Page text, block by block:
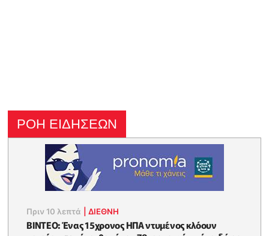
ΡΟΗ ΕΙΔΗΣΕΩΝ
Πριν 10 λεπτά |ΔΙΕΘΝΗ
ΒΙΝΤΕΟ: Ένας 15χρονος ΗΠΑ ντυμένος κλόουν